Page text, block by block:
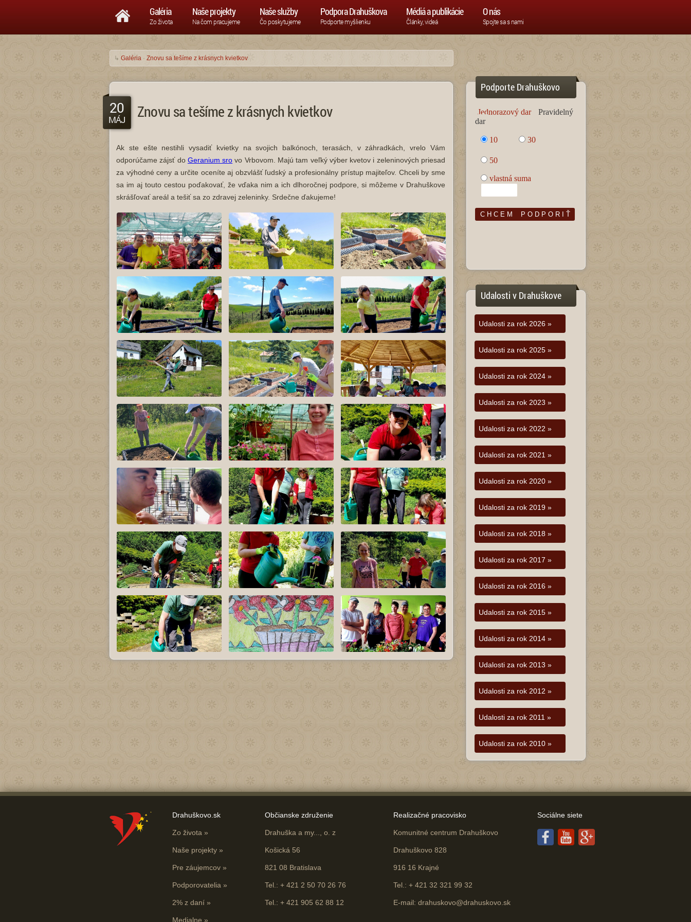
Galéria
Zo života
Naše projekty
Na čom pracujeme
Naše služby
Čo poskytujeme
Podpora Drahuškova
Podporte myšlienku
Médiá a publikácie
Články, videá
O nás
Spojte sa s nami
↳ Galéria· Znovu sa tešíme z krásnych kvietkov
20
MÁJ Znovu sa tešíme z krásnych kvietkov
Ak ste ešte nestihli vysadiť kvietky na svojich balkónoch, terasách, v záhradkách, vrelo Vám
odporúčame zájsť do Geranium sro vo Vrbovom. Majú tam veľký výber kvetov i zeleninových priesad
za výhodné ceny a určite oceníte aj obzvlášť ľudský a profesionálny prístup majiteľov. Chceli by sme
sa im aj touto cestou poďakovať, že vďaka nim a ich dlhoročnej podpore, si môžeme v Drahuškove
skrášľovať areál a tešiť sa zo zdravej zeleninky. Srdečne ďakujeme!
Podporte Drahuškovo
Udalosti v Drahuškove
Udalosti za rok 2026 »
Udalosti za rok 2025 »
Udalosti za rok 2024 »
Udalosti za rok 2023 »
Udalosti za rok 2022 »
Udalosti za rok 2021 »
Udalosti za rok 2020 »
Udalosti za rok 2019 »
Udalosti za rok 2018 »
Udalosti za rok 2017 »
Udalosti za rok 2016 »
Udalosti za rok 2015 »
Udalosti za rok 2014 »
Udalosti za rok 2013 »
Udalosti za rok 2012 »
Udalosti za rok 2011 »
Udalosti za rok 2010 »
Drahuškovo.sk
Zo života »
Naše projekty »
Pre záujemcov »
Podporovatelia »
2% z daní »
Medialne »
Občianske združenie
Drahuška a my..., o. z
Košická 56
821 08 Bratislava
Tel.: + 421 2 50 70 26 76
Tel.: + 421 905 62 88 12
Realizačné pracovisko
Komunitné centrum Drahuškovo
Drahuškovo 828
916 16 Krajné
Tel.: + 421 32 321 99 32
E-mail: drahuskovo@drahuskovo.sk
Sociálne siete